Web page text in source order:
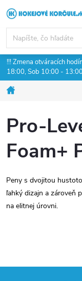
Prejsť
na
obsah
!!! Zmena otváracích
18:00, Sob 10:00 - 13:00
Pro-
Foam+
Peny s dvojitou
ľahký dizajn a zároveň
na elitnej úrovni.